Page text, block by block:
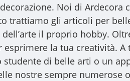
Noi di Ardecora
trattiamo gli articoli per
il proprio hobby.
la tua creatività.
di belle arti o un
nostre sempre numerose